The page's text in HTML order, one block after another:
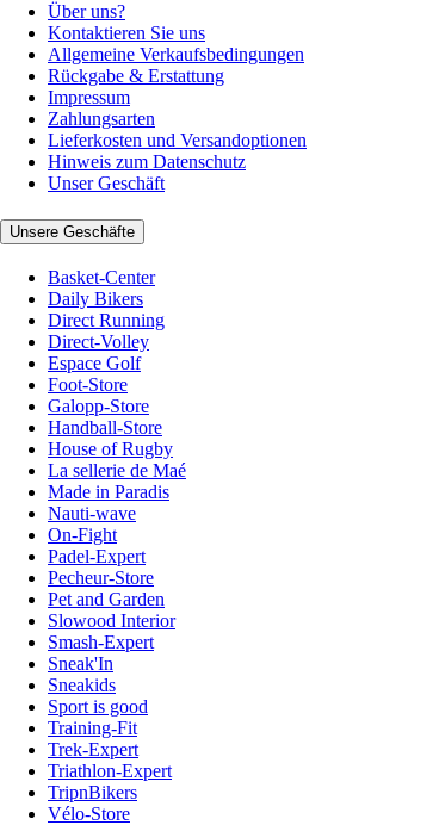
Über uns?
Kontaktieren Sie uns
Allgemeine Verkaufsbedingungen
Rückgabe & Erstattung
Impressum
Zahlungsarten
Lieferkosten und Versandoptionen
Hinweis zum Datenschutz
Unser Geschäft
Unsere Geschäfte
Basket-Center
Daily Bikers
Direct Running
Direct-Volley
Espace Golf
Foot-Store
Galopp-Store
Handball-Store
House of Rugby
La sellerie de Maé
Made in Paradis
Nauti-wave
On-Fight
Padel-Expert
Pecheur-Store
Pet and Garden
Slowood Interior
Smash-Expert
Sneak'In
Sneakids
Sport is good
Training-Fit
Trek-Expert
Triathlon-Expert
TripnBikers
Vélo-Store